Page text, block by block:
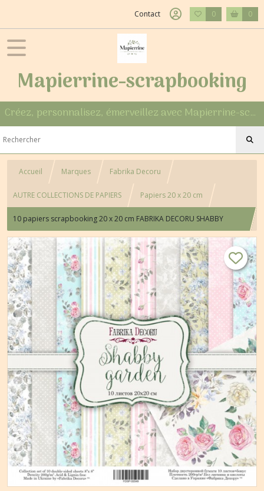
Contact 0 0
Mapierrine-scrapbooking
Créez, personnalisez, émerveillez avec Mapierrine-scrapbooking
Accueil Marques Fabrika Decoru
AUTRE COLLECTIONS DE PAPIERS Papiers 20 x 20 cm
10 papiers scrapbooking 20 x 20 cm FABRIKA DECORU SHABBY
GARDEN